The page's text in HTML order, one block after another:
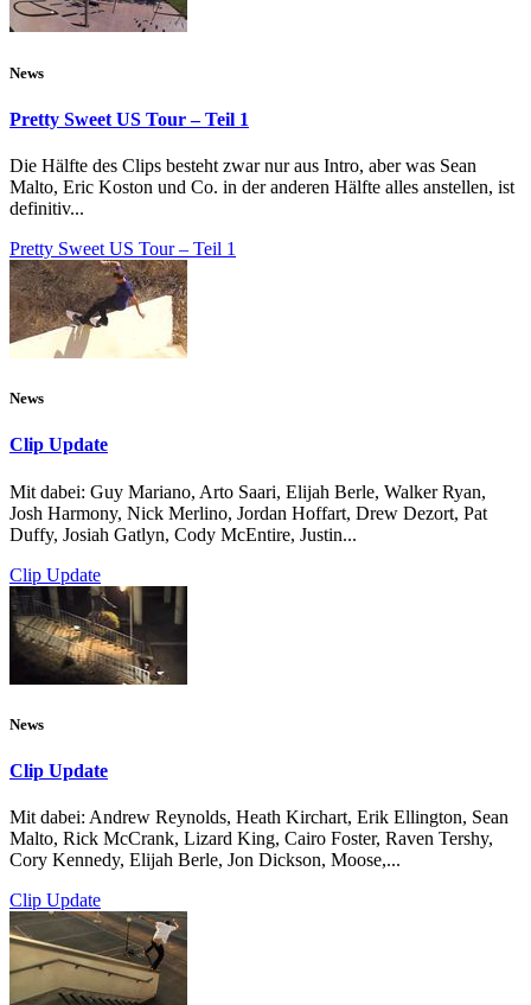
News
Pretty Sweet US Tour – Teil 1
Die Hälfte des Clips besteht zwar nur aus Intro, aber was Sean
Malto, Eric Koston und Co. in der anderen Hälfte alles anstellen, ist
definitiv...
Pretty Sweet US Tour – Teil 1
News
Clip Update
Mit dabei: Guy Mariano, Arto Saari, Elijah Berle, Walker Ryan,
Josh Harmony, Nick Merlino, Jordan Hoffart, Drew Dezort, Pat
Duffy, Josiah Gatlyn, Cody McEntire, Justin...
Clip Update
News
Clip Update
Mit dabei: Andrew Reynolds, Heath Kirchart, Erik Ellington, Sean
Malto, Rick McCrank, Lizard King, Cairo Foster, Raven Tershy,
Cory Kennedy, Elijah Berle, Jon Dickson, Moose,...
Clip Update